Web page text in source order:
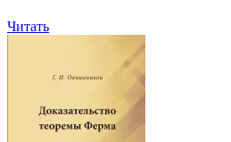
Читать